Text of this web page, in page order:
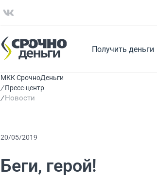
Получить деньги
МКК СрочноДеньги
Пресс-центр
Новости
20/05/2019
Беги, герой!